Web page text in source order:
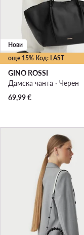
още 15% Код: LAST
Нови
GINO ROSSI
Дамска чанта · Черен
69,99€